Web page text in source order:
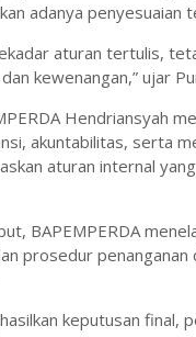
adanya
aturan tertulis,
kewenangan,” ujar
Hendriansyah
akuntabilitas, serta
aturan internal
BAPEMPERDA
prosedur
keputusan final,